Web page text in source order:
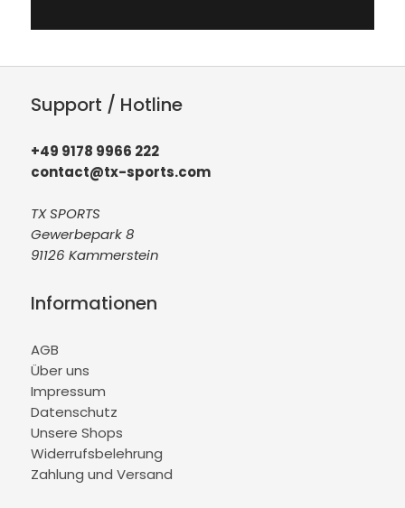
Support / Hotline
+49 9178 9966 222
contact@tx-sports.com
TX SPORTS
Gewerbepark 8
91126 Kammerstein
Informationen
AGB
Über uns
Impressum
Datenschutz
Unsere Shops
Widerrufsbelehrung
Zahlung und Versand